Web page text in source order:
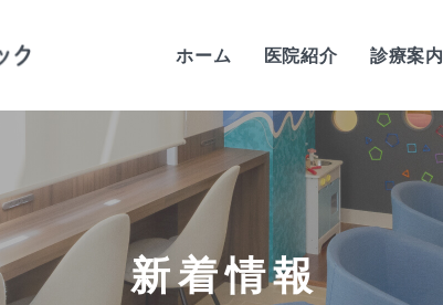
ホーム 医院紹介
当院の特徴
歯科医師紹介
当院の感染予防対策
院内紹介
診療案内
新着情報